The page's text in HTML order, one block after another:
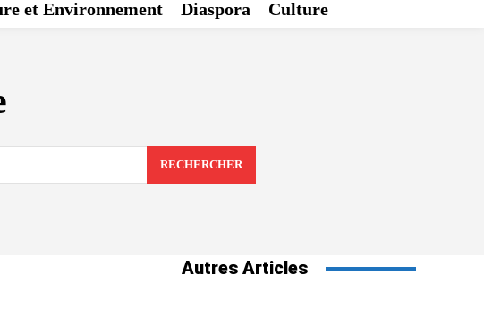
et Environnement Diaspora Culture
RECHERCHER
Autres Articles